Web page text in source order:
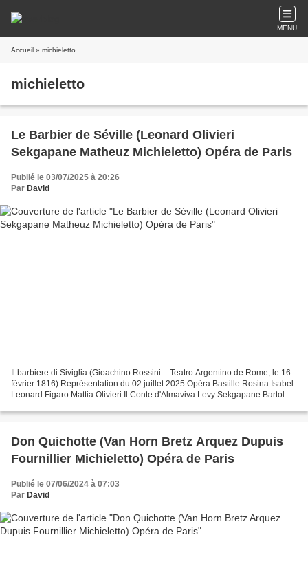
MENU
Accueil » michieletto
michieletto
Le Barbier de Séville (Leonard Olivieri
Sekgapane Matheuz Michieletto) Opéra de Paris
Publié le 03/07/2025 à 20:26
Par David
Il barbiere di Siviglia (Gioachino Rossini – Teatro Argentino de Rome, le 16
février 1816) Représentation du 02 juillet 2025 Opéra Bastille Rosina Isabel
Leonard Figaro Mattia Olivieri Il Conte d'Almaviva Levy Sekgapane Bartolo
Don Quichotte (Van Horn Bretz Arquez Dupuis
Fournillier Michieletto) Opéra de Paris
Publié le 07/06/2024 à 07:03
Par David